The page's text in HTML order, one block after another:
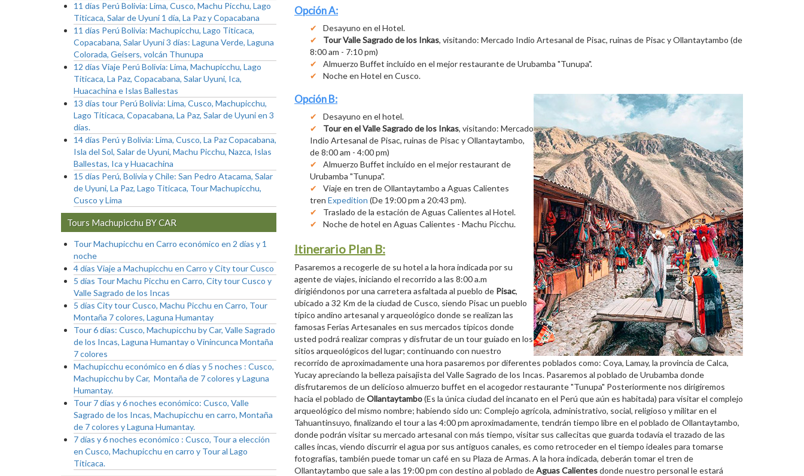
Opción A:
Desayuno en el Hotel.
Tour Valle Sagrado de los Inkas, visitando: Mercado Indio Artesanal de Pisac, ruinas de Pisac y Ollantaytambo (de
8:00 am - 7:10 pm)
Almuerzo Buffet incluido en el mejor restaurante de Urubamba "Tunupa".
Noche en Hotel en Cusco.
Opción B:
Desayuno en el hotel.
Tour en el Valle Sagrado de los Inkas, visitando: Mercado
Indio Artesanal de Pisac, ruinas de Pisac y Ollantaytambo,
de 8:00 am - 4:00 pm)
Almuerzo Buffet incluido en el mejor restaurant de
Urubamba "Tunupa".
Viaje en tren de Ollantaytambo a Aguas Calientes
tren Expedition (De 19:00 pm a 20:43 pm).
Traslado de la estación de Aguas Calientes al Hotel.
Noche de hotel en Aguas Calientes - Machu Picchu.
Itinerario Plan B:
Pasaremos a recogerle de su hotel a la hora indicada por su
agente de viajes, iniciando el recorrido a las 8:00 a.m
dirigiéndonos por una carretera asfaltada al pueblo de Pisac,
ubicado a 32 Km de la ciudad de Cusco, siendo Pisac un pueblo
típico andino artesanal y arqueológico donde se realizan las
famosas Ferias Artesanales en sus mercados típicos donde
usted podrá realizar compras y disfrutar de un tour guiado en los
sitios arqueológicos del lugar; continuando con nuestro
recorrido de aproximadamente una hora pasaremos por diferentes poblados como: Coya, Lamay, la provincia de Calca,
Yucay apreciando la belleza paisajista del Valle Sagrado de los Incas. Pasaremos al poblado de Urubamba donde
disfrutaremos de un delicioso almuerzo buffet en el acogedor restaurante "Tunupa" Posteriormente nos dirigiremos
hacia el poblado deOllantaytambo(Es la única ciudad del incanato en el Perú que aún es habitada) para visitar el complejo
arqueológico del mismo nombre; habiendo sido un: Complejo agrícola, administrativo, social, religioso y militar en el
Tahuantinsuyo, finalizando el tour a las 4:00 pm aproximadamente, tendrán tiempo libre en el poblado de Ollantaytambo,
donde podrán visitar su mercado artesanal con más tiempo, visitar sus callecitas que guarda todavía el trazado de las
calles incas, viendo discurrir el agua por sus antiguos canales, es como retroceder en el tiempo ideales para tomarse
fotografías, también puede tomar un café en su Plaza de Armas. A la hora indicada, deberán tomar el tren de
Ollantaytambo que sale a las 19:00 pm con destino al poblado deAguas Calientesdonde nuestro personal le estará
11 días Perú Bolivia: Lima, Cusco, Machu Picchu, Lago
Titicaca, Salar de Uyuni 1 día, La Paz y Copacabana
11 días Perú Bolivia: Machupicchu, Lago Titicaca,
Copacabana, Salar Uyuni 3 días: Laguna Verde, Laguna
Colorada, Geisers, volcán Thunupa
12 días Viaje Perú Bolivia: Lima, Machupicchu, Lago
Titicaca, La Paz, Copacabana, Salar Uyuni, Ica,
Huacachina e Islas Ballestas
13 días tour Perú Bolivia: Lima, Cusco, Machupicchu,
Lago Titicaca, Copacabana, La Paz, Salar de Uyuni en 3
días.
14 días Perú y Bolivia: Lima, Cusco, La Paz Copacabana,
Isla del Sol, Salar de Uyuni, Machu Picchu, Nazca, Islas
Ballestas, Ica y Huacachina
15 días Perú, Bolivia y Chile: San Pedro Atacama, Salar
de Uyuni, La Paz, Lago Titicaca, Tour Machupicchu,
Cusco y Lima
Tours Machupicchu BY CAR
Tour Machupicchu en Carro económico en 2 días y 1
noche
4 días Viaje a Machupicchu en Carro y City tour Cusco
5 días Tour Machu Picchu en Carro, City tour Cusco y
Valle Sagrado de los Incas
5 días City tour Cusco, Machu Picchu en Carro, Tour
Montaña 7 colores, Laguna Humantay
Tour 6 días: Cusco, Machupicchu by Car, Valle Sagrado
de los Incas, Laguna Humantay o Vinincunca Montaña
7 colores
Machupicchu económico en 6 días y 5 noches : Cusco,
Machupicchu by Car, Montaña de 7 colores y Laguna
Humantay.
Tour 7 días y 6 noches económico: Cusco, Valle
Sagrado de los Incas, Machupicchu en carro, Montaña
de 7 colores y Laguna Humantay.
7 días y 6 noches económico : Cusco, Tour a elección
en Cusco, Machupicchu en carro y Tour al Lago
Titicaca.